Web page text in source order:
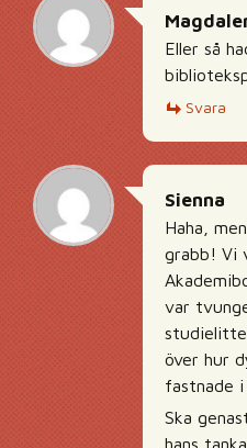
Eller så
Svara
Sienna
Haha,
grabb! Vi
var
över hur
fastnade i
Ska
hans